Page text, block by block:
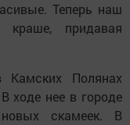
Теперь наш
придавая
Полянах
ходе нее в городе
новых скамеек. В